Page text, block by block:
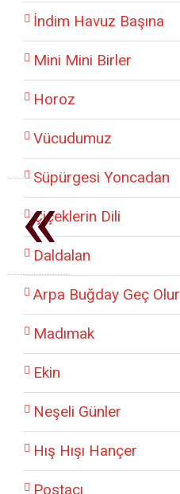
İndim Havuz Başına
Mini Mini Birler
Horoz
Vücudumuz
Süpürgesi Yoncadan
Çiçeklerin Dili
Daldalan
Arpa Buğday Geç Olur
Madımak
Ekin
Neşeli Günler
Hış Hışı Hançer
Postacı
«